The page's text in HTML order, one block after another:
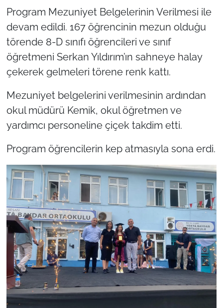
Program Mezuniyet Belgelerinin Verilmesi ile
devam edildi. 167 öğrencinin mezun olduğu
törende 8-D sınıfı öğrencileri ve sınıf
öğretmeni Serkan Yıldırım’ın sahneye halay
çekerek gelmeleri törene renk kattı.
Mezuniyet belgelerini verilmesinin ardından
okul müdürü Kemik, okul öğretmen ve
yardımcı personeline çiçek takdim etti.
Program öğrencilerin kep atmasıyla sona erdi.